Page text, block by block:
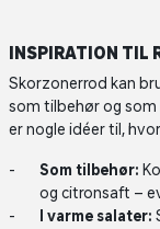
INSPIRATION TIL
Skorzonerrod kan
som tilbehør og som
er nogle idéer til,
Som tilbehør:
og citronsaft –
I varme salater: